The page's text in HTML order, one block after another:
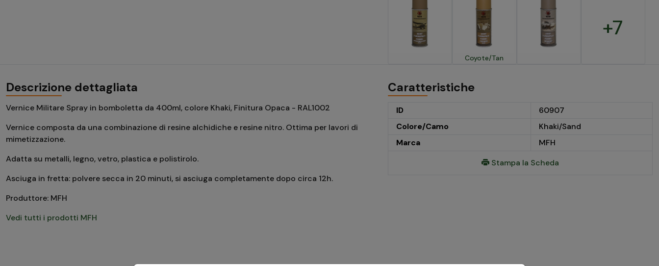
Coyote/Tan
+7
Descrizione dettagliata
Vernice Militare Spray in bomboletta da 400ml, colore Khaki, Finitura Opaca - RAL1002
Vernice composta da una combinazione di resine alchidiche e resine nitro. Ottima per lavori di
mimetizzazione.
Adatta su metalli, legno, vetro, plastica e polistirolo.
Asciuga in fretta: polvere secca in 20 minuti, si asciuga completamente dopo circa 12h.
Produttore: MFH
Vedi tutti i prodotti MFH
Caratteristiche
ID
60907
Colore/Camo
Khaki/Sand
Marca
MFH
Stampa la Scheda